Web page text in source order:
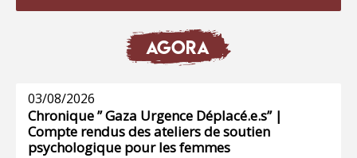
AGORA
03/08/2026
Chronique ” Gaza Urgence Déplacé.e.s” |
Compte rendus des ateliers de soutien
psychologique pour les femmes